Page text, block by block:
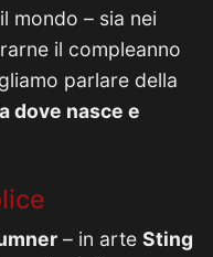
mondo – sia nei
il compleanno
parlare della
dove nasce e
– in arte Sting